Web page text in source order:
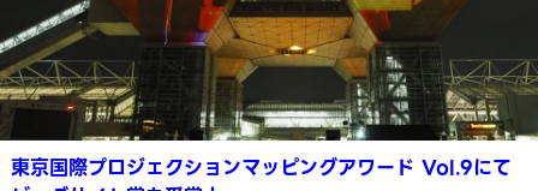
東京国際プロジェクションマッピングアワード Vol.9にて